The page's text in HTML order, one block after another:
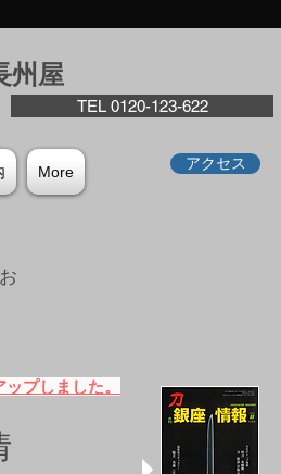
州屋
TEL 0120-123-622
More アクセス
プしました。